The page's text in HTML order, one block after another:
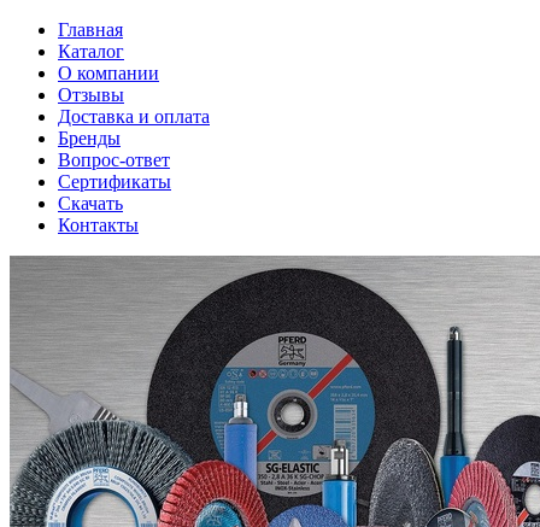
Главная
Каталог
О компании
Отзывы
Доставка и оплата
Бренды
Вопрос-ответ
Сертификаты
Скачать
Контакты